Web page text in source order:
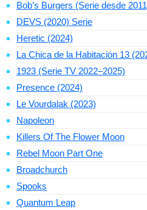
Bob’s Burgers (Serie desde
DEVS (2020) Serie
Heretic (2024)
La Chica de la Habitación 13
1923 (Serie TV 2022–2025)
Presence (2024)
Le Vourdalak (2023)
Napoleon
Killers Of The Flower Moon
Rebel Moon Part One
Broadchurch
Spooks
Quantum Leap